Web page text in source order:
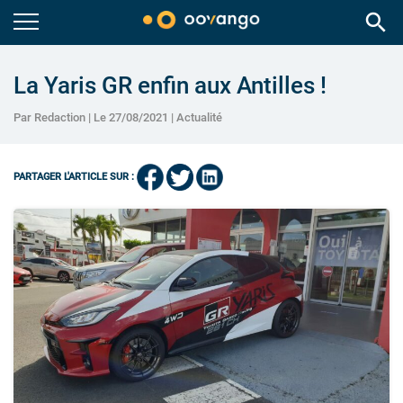
search
La Yaris GR enfin aux Antilles !
Par Redaction | Le 27/08/2021 | Actualité
PARTAGER L'ARTICLE SUR :